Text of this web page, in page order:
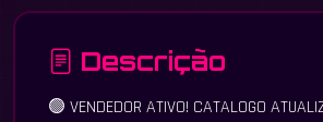
Descrição
🟢 VENDEDOR ATIVO! CATALOGO